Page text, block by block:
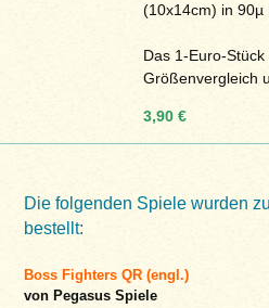
(10x14cm) in 90µ
Das 1-Euro-
Größenvergleich
3,90 €
Die folgenden Spiele wurden
bestellt:
Boss Fighters QR (engl.)
von Pegasus Spiele